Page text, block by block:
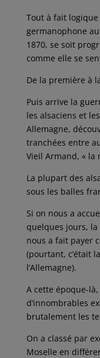
Tout à fait logique
germanophone
1870, se soit
comme elle se
De la première à
Puis arrive la
les alsaciens et
Allemagne,
tranchées entre
Vieil Armand, « la
La plupart des
sous les balles
Si on nous a
quelques jours,
nous a fait payer
(pourtant, c’était
l’Allemagne).
A cette époque-
d’innombrables
brutalement les
On a classé par
Moselle en